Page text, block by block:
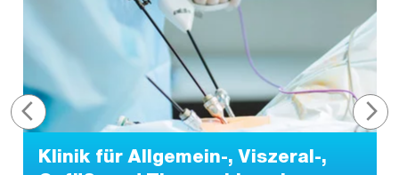
Klinik für Allgemein-, Viszeral-,